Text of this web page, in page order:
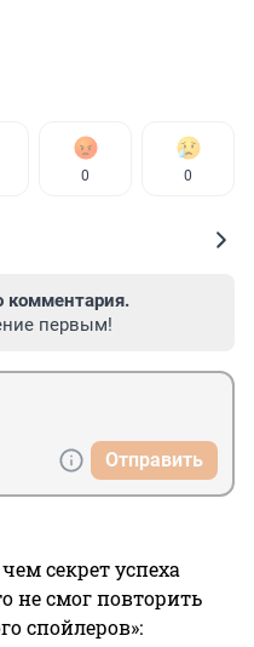
0 0
комментария.
первым!
Отправить
секрет успеха
не смог повторить
спойлеров»: